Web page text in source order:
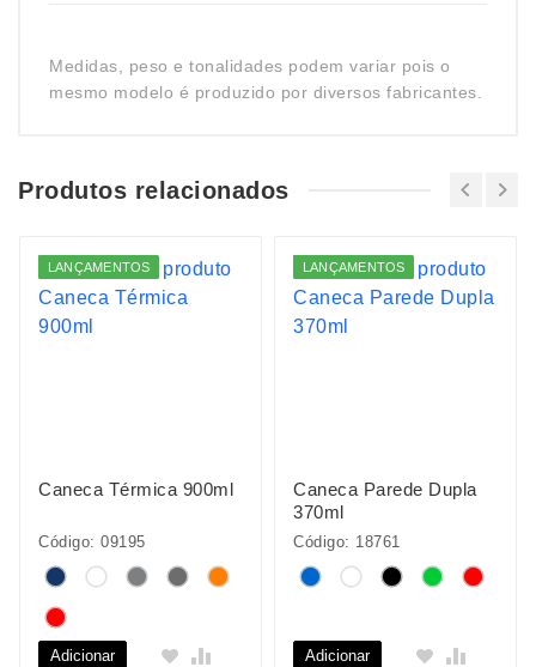
Medidas, peso e tonalidades podem variar pois o
mesmo modelo é produzido por diversos fabricantes.
Produtos relacionados
LANÇAMENTOS
Caneca Térmica 900ml
Código: 09195
Adicionar
LANÇAMENTOS
Caneca Parede Dupla
370ml
Código: 18761
Adicionar